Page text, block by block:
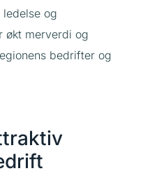
og
økt merverdi og
bedrifter og